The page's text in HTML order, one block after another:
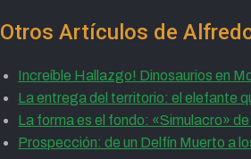
Otros Artículos de
Increíble Hallazgo! Dinosaurios en
La entrega del territorio: el elefante
La forma es el fondo: «Simulacro»
Prospección: de un Delfín Muerto a